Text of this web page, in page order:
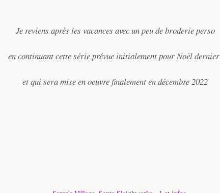
Je reviens après les vacances avec un peu de broderie perso
en continuant cette série prévue initialement pour Noël dernier
et qui sera mise en oeuvre finalement en décembre 2022